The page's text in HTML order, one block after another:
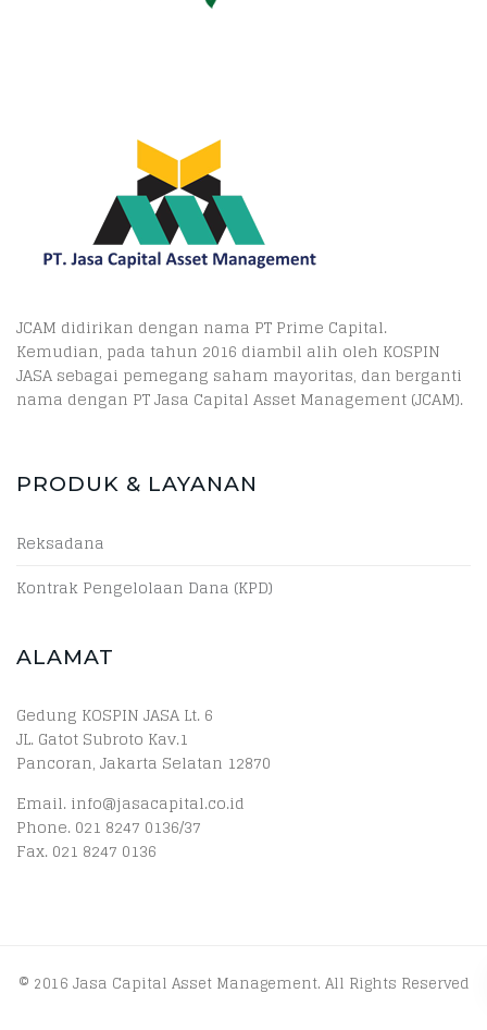
JCAM didirikan dengan nama PT Prime Capital.
Kemudian, pada tahun 2016 diambil alih oleh KOSPIN
JASA sebagai pemegang saham mayoritas, dan berganti
nama dengan PT Jasa Capital Asset Management (JCAM).
PRODUK & LAYANAN
Reksadana
Kontrak Pengelolaan Dana (KPD)
ALAMAT
Gedung KOSPIN JASA Lt. 6
JL. Gatot Subroto Kav.1
Pancoran, Jakarta Selatan 12870
Email. info@jasacapital.co.id
Phone. 021 8247 0136/37
Fax. 021 8247 0136
© 2016 Jasa Capital Asset Management. All Rights Reserved